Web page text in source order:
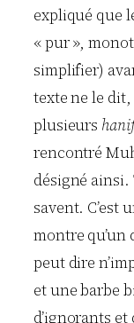
expliqué que
« pur »,
simplifier)
texte ne le
plusieurs hanif
rencontré
désigné ainsi.
savent. C’est
montre qu’un
peut dire
et une barbe
d’ignorants et